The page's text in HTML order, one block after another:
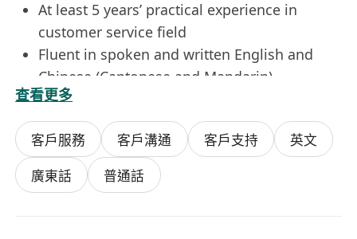
At least 5 years’ practical experience in
customer service field
Fluent in spoken and written English and
Chinese (Cantonese and Mandarin)
Knowledge of MS Windows applications,
including Word, Excel, PowerPoint and
Chinese Word Processing.
Good interpersonal skills, able to
communicate effectively
查看更多
客戶服務 客戶溝通 客戶支持
英文
廣東話
普通話